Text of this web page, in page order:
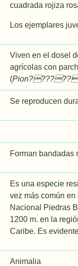
cuadrada rojiza
Los ejemplares
Viven en el dosel
agrí­colas con
(
Se reproducen
Forman bandadas
Es una especie
vez más común
Nacional Piedras
1200 m. en la
Caribe. Es
Animalia